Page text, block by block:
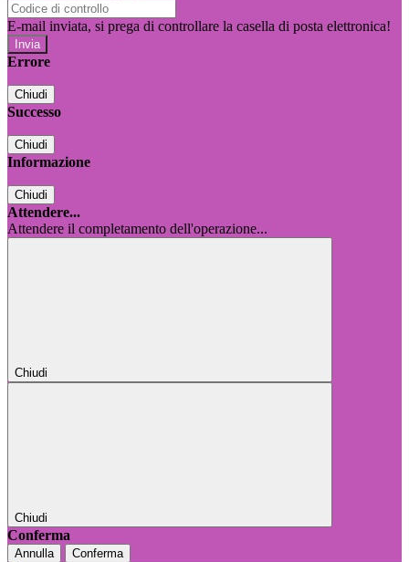
E-mail inviata, si prega di controllare la casella di posta elettronica!
Errore
Chiudi
Successo
Chiudi
Informazione
Chiudi
Attendere...
Attendere il completamento dell'operazione...
Chiudi
Chiudi
Conferma
Annulla Conferma